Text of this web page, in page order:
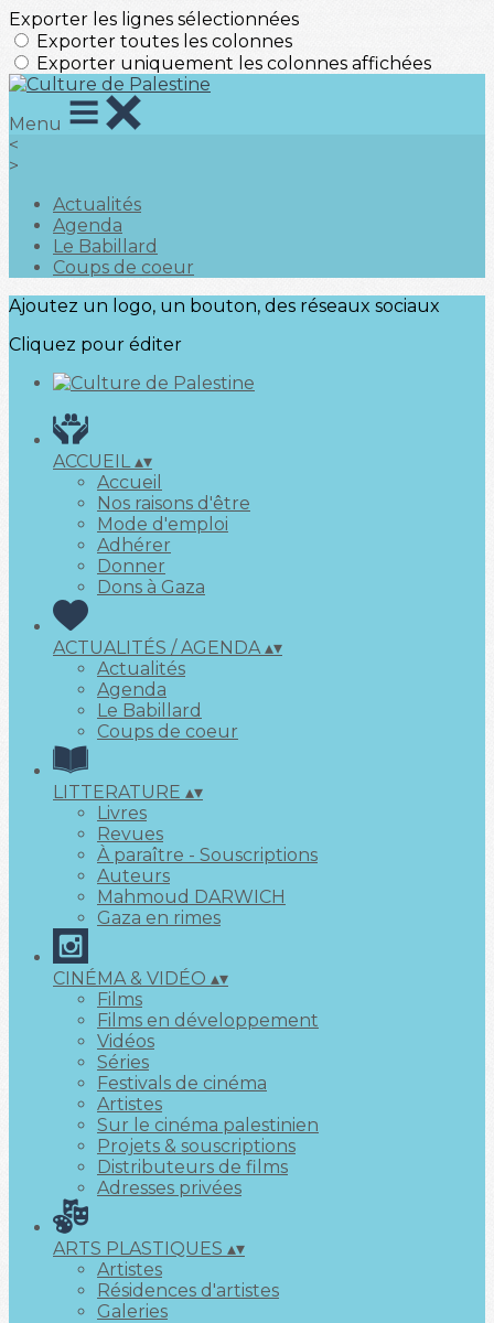
Exporter les lignes sélectionnées
Exporter toutes les colonnes
Exporter uniquement les colonnes affichées
Menu
<
>
Actualités
Agenda
Le Babillard
Coups de coeur
Ajoutez un logo, un bouton, des réseaux sociaux
Cliquez pour éditer
ACCUEIL▴▾
Accueil
Nos raisons d'être
Mode d'emploi
Adhérer
Donner
Dons à Gaza
ACTUALITÉS / AGENDA▴▾
Actualités
Agenda
Le Babillard
Coups de coeur
LITTERATURE ▴▾
Livres
Revues
À paraître - Souscriptions
Auteurs
Mahmoud DARWICH
Gaza en rimes
CINÉMA & VIDÉO ▴▾
Films
Films en développement
Vidéos
Séries
Festivals de cinéma
Artistes
Sur le cinéma palestinien
Projets & souscriptions
Distributeurs de films
Adresses privées
ARTS PLASTIQUES ▴▾
Artistes
Résidences d'artistes
Galeries